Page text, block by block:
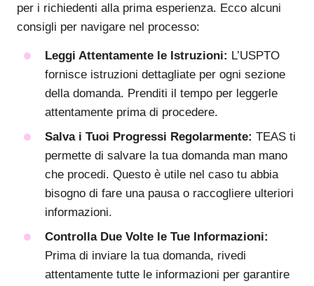
per i richiedenti alla prima esperienza. Ecco alcuni
consigli per navigare nel processo:
Leggi Attentamente le Istruzioni: L’USPTO
fornisce istruzioni dettagliate per ogni sezione
della domanda. Prenditi il tempo per leggerle
attentamente prima di procedere.
Salva i Tuoi Progressi Regolarmente: TEAS ti
permette di salvare la tua domanda man mano
che procedi. Questo è utile nel caso tu abbia
bisogno di fare una pausa o raccogliere ulteriori
informazioni.
Controlla Due Volte le Tue Informazioni:
Prima di inviare la tua domanda, rivedi
attentamente tutte le informazioni per garantire